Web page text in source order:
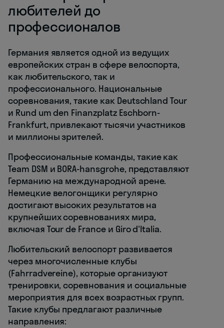
любителей до
профессионалов
Германия является одной из ведущих
европейских стран в сфере велоспорта,
как любительского, так и
профессионального. Национальные
соревнования, такие как Deutschland Tour
и Rund um den Finanzplatz Eschborn-
Frankfurt, привлекают тысячи участников
и миллионы зрителей.
Профессиональные команды, такие как
Team DSM и BORA-hansgrohe, представляют
Германию на международной арене.
Немецкие велогонщики регулярно
достигают высоких результатов на
крупнейших соревнованиях мира,
включая Tour de France и Giro d'Italia.
Любительский велоспорт развивается
через многочисленные клубы
(Fahrradvereine), которые организуют
тренировки, соревнования и социальные
мероприятия для всех возрастных групп.
Такие клубы предлагают различные
направления: